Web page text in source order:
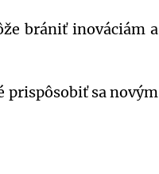
brániť inováciám a
prispôsobiť sa novým